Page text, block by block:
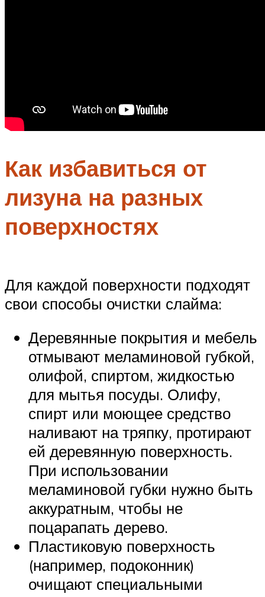
Как избавиться от
лизуна на разных
поверхностях
Для каждой поверхности подходят
свои способы очистки слайма:
Деревянные покрытия и мебель
отмывают меламиновой губкой,
олифой, спиртом, жидкостью
для мытья посуды. Олифу,
спирт или моющее средство
наливают на тряпку, протирают
ей деревянную поверхность.
При использовании
меламиновой губки нужно быть
аккуратным, чтобы не
поцарапать дерево.
Пластиковую поверхность
(например, подоконник)
очищают специальными